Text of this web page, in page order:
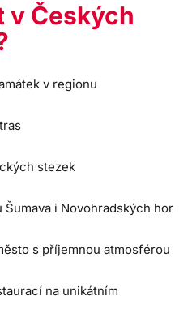
v Českých
v regionu
stezek
Šumava i Novohradských hor
s příjemnou atmosférou
na unikátním